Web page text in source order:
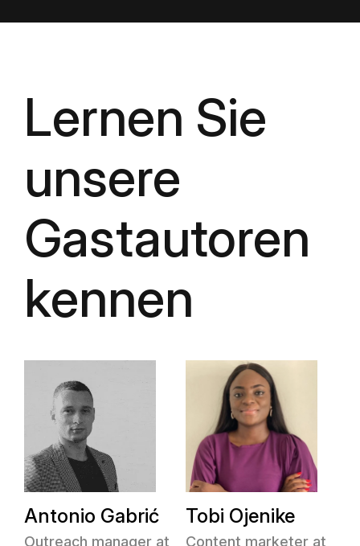
Lernen Sie
unsere
Gastautoren
kennen
Antonio Gabrić
Outreach manager at
Tobi Ojenike
Content marketer at